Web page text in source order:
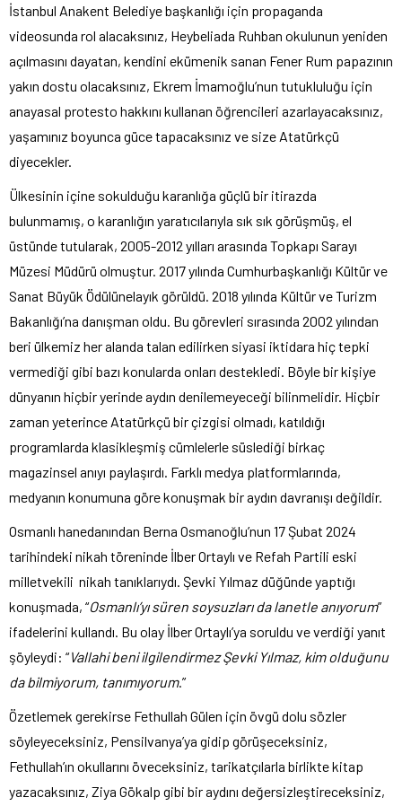
İstanbul Anakent Belediye başkanlığı için propaganda
videosunda rol alacaksınız, Heybeliada Ruhban okulunun yeniden
açılmasını dayatan, kendini ekümenik sanan Fener Rum papazının
yakın dostu olacaksınız, Ekrem İmamoğlu’nun tutukluluğu için
anayasal protesto hakkını kullanan öğrencileri azarlayacaksınız,
yaşamınız boyunca güce tapacaksınız ve size Atatürkçü
diyecekler.
Ülkesinin içine sokulduğu karanlığa güçlü bir itirazda
bulunmamış, o karanlığın yaratıcılarıyla sık sık görüşmüş, el
üstünde tutularak, 2005-2012 yılları arasında Topkapı Sarayı
Müzesi Müdürü olmuştur. 2017 yılında Cumhurbaşkanlığı Kültür ve
Sanat Büyük Ödülünelayık görüldü. 2018 yılında Kültür ve Turizm
Bakanlığı’na danışman oldu. Bu görevleri sırasında 2002 yılından
beri ülkemiz her alanda talan edilirken siyasi iktidara hiç tepki
vermediği gibi bazı konularda onları destekledi. Böyle bir kişiye
dünyanın hiçbir yerinde aydın denilemeyeceği bilinmelidir. Hiçbir
zaman yeterince Atatürkçü bir çizgisi olmadı, katıldığı
programlarda klasikleşmiş cümlelerle süslediği birkaç
magazinsel anıyı paylaşırdı. Farklı medya platformlarında,
medyanın konumuna göre konuşmak bir aydın davranışı değildir.
Osmanlı hanedanından Berna Osmanoğlu’nun 17 Şubat 2024
tarihindeki nikah töreninde İlber Ortaylı ve Refah Partili eski
milletvekili nikah tanıklarıydı. Şevki Yılmaz düğünde yaptığı
konuşmada, “Osmanlı’yı süren soysuzları da lanetle anıyorum”
ifadelerini kullandı. Bu olay İlber Ortaylı’ya soruldu ve verdiği yanıt
şöyleydi: “Vallahi beni ilgilendirmez Şevki Yılmaz, kim olduğunu
da bilmiyorum, tanımıyorum.”
Özetlemek gerekirse Fethullah Gülen için övgü dolu sözler
söyleyeceksiniz, Pensilvanya’ya gidip görüşeceksiniz,
Fethullah’ın okullarını öveceksiniz, tarikatçılarla birlikte kitap
yazacaksınız, Ziya Gökalp gibi bir aydını değersizleştireceksiniz,